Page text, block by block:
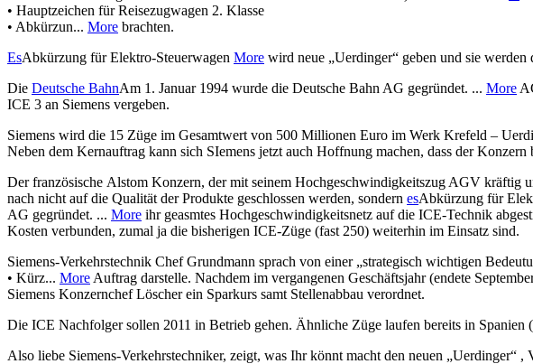
• Hauptzeichen für Reisezugwagen 2. Klasse
• Abkürzun... More brachten.
EsAbkürzung für Elektro-Steuerwagen More wird neue „Uerdinger“ geben und sie
Die Deutsche BahnAm 1. Januar 1994 wurde die Deutsche Bahn AG gegründet. ... More
ICE 3 an Siemens vergeben.
Siemens wird die 15 Züge im Gesamtwert von 500 Millionen Euro im Werk Krefeld –
Neben dem Kernauftrag kann sich SIemens jetzt auch Hoffnung machen, dass der
Der französische Alstom Konzern, der mit seinem Hochgeschwindigkeitszug AGV kräftig
nach nicht auf die Qualität der Produkte geschlossen werden, sondern esAbkürzung für
AG gegründet. ... More ihr geasmtes Hochgeschwindigkeitsnetz auf die ICE-Technik
Kosten verbunden, zumal ja die bisherigen ICE-Züge (fast 250) weiterhin im Einsatz sind.
Siemens-Verkehrstechnik Chef Grundmann sprach von einer „strategisch wichtigen
• Kürz... More Auftrag darstelle. Nachdem im vergangenen Geschäftsjahr (endete
Siemens Konzernchef Löscher ein Sparkurs samt Stellenabbau verordnet.
Die ICE Nachfolger sollen 2011 in Betrieb gehen. Ähnliche Züge laufen bereits in Spanien
Also liebe Siemens-Verkehrstechniker, zeigt, was Ihr könnt macht den neuen „Uerdinger“